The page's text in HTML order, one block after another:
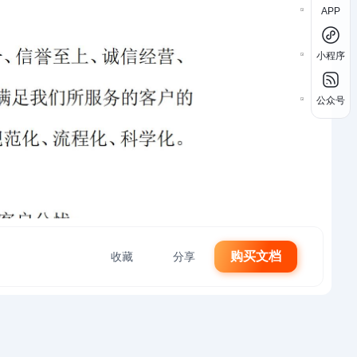
收藏 分享 购买文档
APP
小程序
公众号